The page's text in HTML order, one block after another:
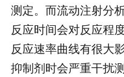
测定。而流动注射分
反应时间会对反应程
反应速率曲线有很大
抑制剂时会严重干扰测